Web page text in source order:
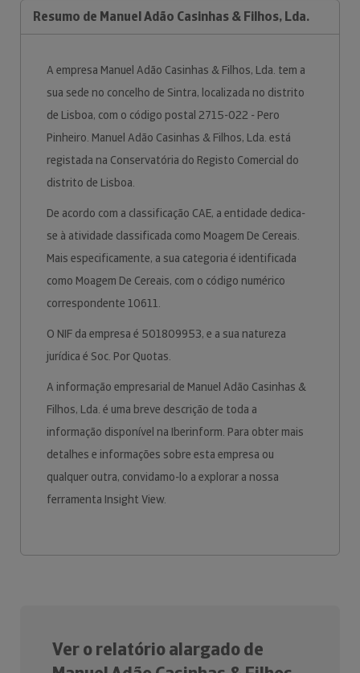
Resumo de Manuel Adão Casinhas & Filhos, Lda.
A empresa Manuel Adão Casinhas & Filhos, Lda. tem a
sua sede no concelho de Sintra, localizada no distrito
de Lisboa, com o código postal 2715-022 - Pero
Pinheiro. Manuel Adão Casinhas & Filhos, Lda. está
registada na Conservatória do Registo Comercial do
distrito de Lisboa.
De acordo com a classificação CAE, a entidade dedica-
se à atividade classificada como Moagem De Cereais.
Mais especificamente, a sua categoria é identificada
como Moagem De Cereais, com o código numérico
correspondente 10611.
O NIF da empresa é 501809953, e a sua natureza
jurídica é Soc. Por Quotas.
A informação empresarial de Manuel Adão Casinhas &
Filhos, Lda. é uma breve descrição de toda a
informação disponível na Iberinform. Para obter mais
detalhes e informações sobre esta empresa ou
qualquer outra, convidamo-lo a explorar a nossa
ferramenta Insight View.
Ver o relatório alargado de